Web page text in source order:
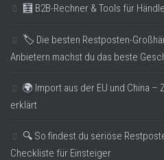
🧮 B2B-Rechner & Tools für
🏷️ Die besten Restposten-
Anbietern machst du das beste
🌍 Import aus der EU und China –
erklärt
🔍 So findest du seriöse
Checkliste für Einsteiger